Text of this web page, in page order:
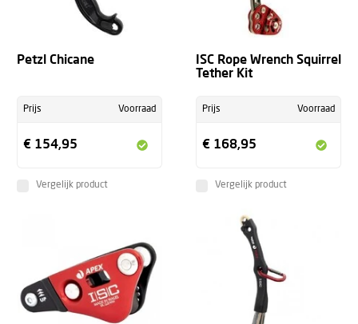
Petzl Chicane
Prijs Voorraad
€ 154,95
Vergelijk product
ISC Rope Wrench Squirrel
Tether Kit
Prijs Voorraad
€ 168,95
Vergelijk product